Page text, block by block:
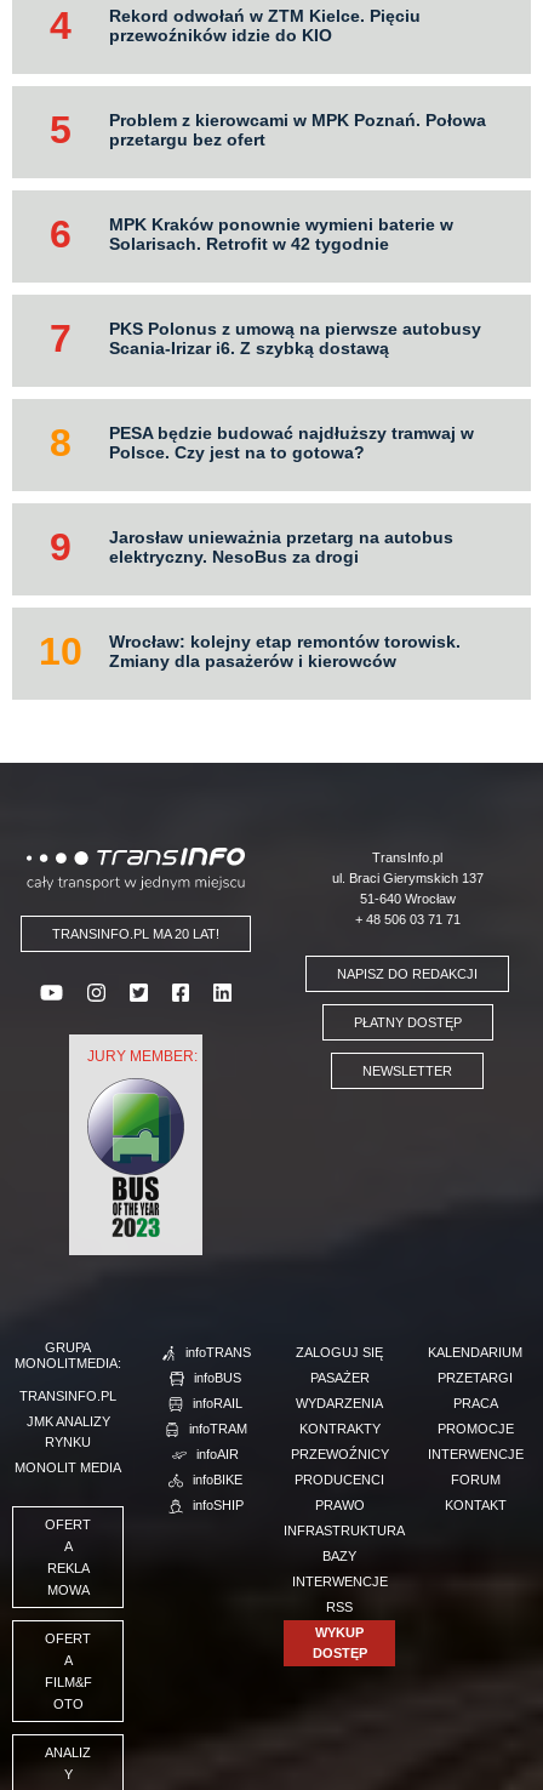
Rekord odwołań w ZTM Kielce. Pięciu
przewoźników idzie do KIO
Problem z kierowcami w MPK Poznań. Połowa
przetargu bez ofert
MPK Kraków ponownie wymieni baterie w
Solarisach. Retrofit w 42 tygodnie
PKS Polonus z umową na pierwsze autobusy
Scania-Irizar i6. Z szybką dostawą
PESA będzie budować najdłuższy tramwaj w
Polsce. Czy jest na to gotowa?
Jarosław unieważnia przetarg na autobus
elektryczny. NesoBus za drogi
Wrocław: kolejny etap remontów torowisk.
Zmiany dla pasażerów i kierowców
Logo
TRANSINFO.PL MA 20 LAT!
JURY MEMBER:
TransInfo.pl
ul. Braci Gierymskich 137
51-640 Wrocław
+ 48 506 03 71 71
NAPISZ DO REDAKCJI
PŁATNY DOSTĘP
NEWSLETTER
GRUPA
MONOLITMEDIA:
TRANSINFO.PL
JMK ANALIZY
RYNKU
MONOLIT MEDIA
OFERT
A
REKLA
MOWA
OFERT
A
FILM&F
OTO
ANALIZ
Y
infoTRANS
infoBUS
infoRAIL
infoTRAM
infoAIR
infoBIKE
infoSHIP
ZALOGUJ SIĘ
PASAŻER
WYDARZENIA
KONTRAKTY
PRZEWOŹNICY
PRODUCENCI
PRAWO
INFRASTRUKTURA
BAZY
INTERWENCJE
RSS
WYKUP
DOSTĘP
KALENDARIUM
PRZETARGI
PRACA
PROMOCJE
INTERWENCJE
FORUM
KONTAKT